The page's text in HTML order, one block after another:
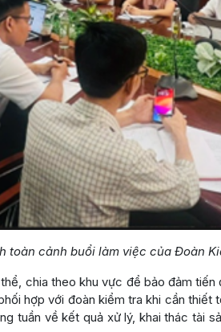
toàn cảnh buổi làm việc của Đoàn
chia theo khu vực để bảo đảm
hợp với đoàn kiểm tra khi cần
tuần về kết quả xử lý, khai thác tài